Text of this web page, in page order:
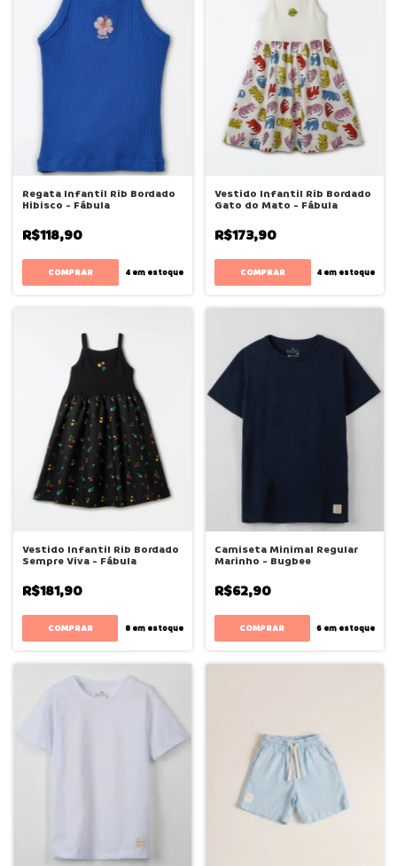
Regata Infantil Rib Bordado
Hibisco - Fábula
R$118,90
COMPRAR 4em estoque
Vestido Infantil Rib Bordado
Gato do Mato - Fábula
R$173,90
COMPRAR 4 em estoque
Vestido Infantil Rib Bordado
Sempre Viva - Fábula
R$181,90
COMPRAR 8em estoque
Camiseta Minimal Regular
Marinho - Bugbee
R$62,90
COMPRAR 6 em estoque